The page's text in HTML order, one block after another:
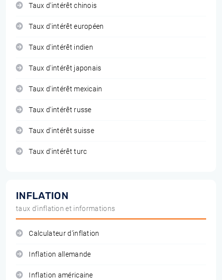
Taux d'intérêt chinois
Taux d'intérêt européen
Taux d'intérêt indien
Taux d'intérêt japonais
Taux d'intérêt mexicain
Taux d'intérêt russe
Taux d'intérêt suisse
Taux d'intérêt turc
INFLATION
taux d'inflation et informations
Calculateur d'inflation
Inflation allemande
Inflation américaine